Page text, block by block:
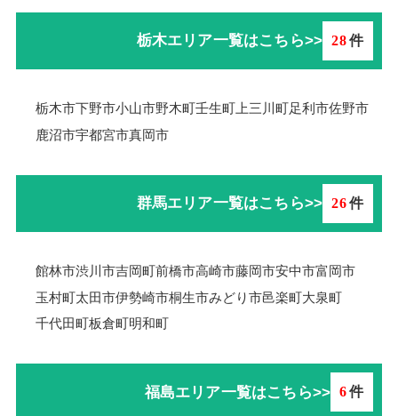
栃木エリア一覧はこちら>> 28件
栃木市下野市小山市野木町壬生町上三川町足利市佐野市
鹿沼市宇都宮市真岡市
群馬エリア一覧はこちら>> 26件
館林市渋川市吉岡町前橋市高崎市藤岡市安中市富岡市
玉村町太田市伊勢崎市桐生市みどり市邑楽町大泉町
千代田町板倉町明和町
福島エリア一覧はこちら>> 6件